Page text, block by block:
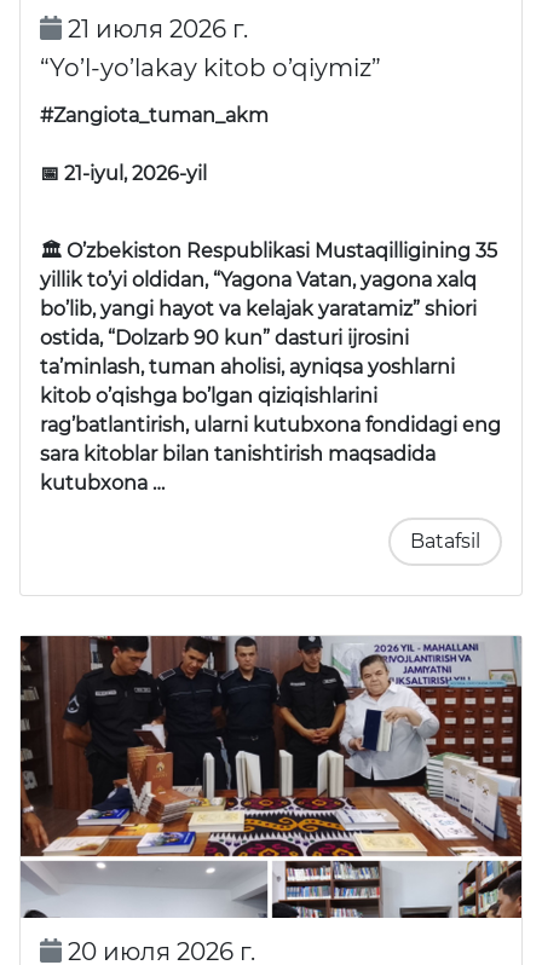
21 июля 2026 г.
“Yo’l-yo’lakay kitob o’qiymiz”
#Zangiota_tuman_akm
📅 21-iyul, 2026-yil
🏛 O’zbekiston Respublikasi Mustaqilligining 35
yillik to’yi oldidan, “Yagona Vatan, yagona xalq
bo’lib, yangi hayot va kelajak yaratamiz” shiori
ostida, “Dolzarb 90 kun” dasturi ijrosini
ta’minlash, tuman aholisi, ayniqsa yoshlarni
kitob o’qishga bo’lgan qiziqishlarini
rag’batlantirish, ularni kutubxona fondidagi eng
sara kitoblar bilan tanishtirish maqsadida
kutubxona …
Batafsil
20 июля 2026 г.